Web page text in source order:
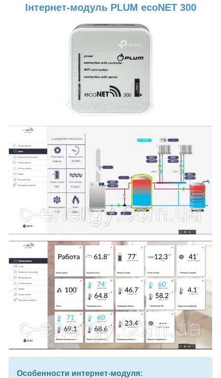
Інтернет-модуль PLUM ecoNET 300
Особенности интернет-модуля: